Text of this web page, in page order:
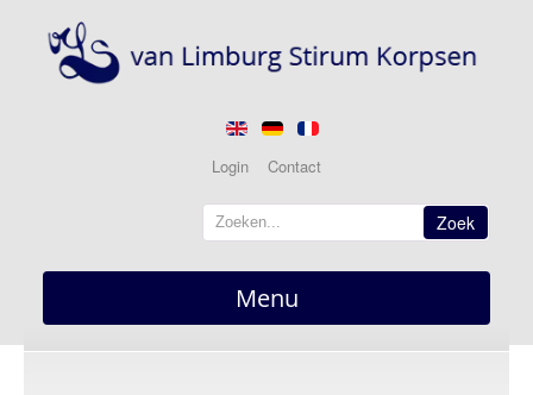
Login Contact
Zoek
Menu
Home